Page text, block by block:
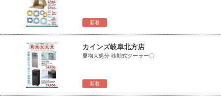
新着
新着
カインズ岐阜北方店
夏物大処分 移動式クーラー〇